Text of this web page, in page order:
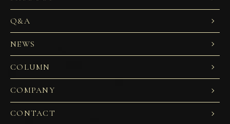
Q&A
NEWS
COLUMN
COMPANY
CONTACT